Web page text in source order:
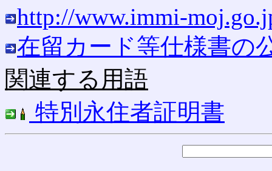
http://www.immi-
在留カード等仕様書の
関連する用語
特別永住者証明書